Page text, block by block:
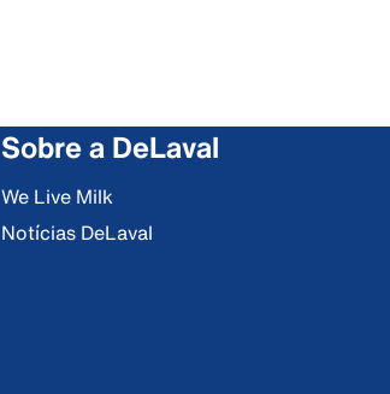
Sobre a DeLaval
We Live Milk
Notícias DeLaval